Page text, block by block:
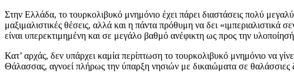
Στην Ελλάδα, το τουρκολιβυκό μνημόνιο έχει πάρει διαστάσεις πολύ
μαξιμαλιστικές θέσεις, αλλά και η πάντα πρόθυμη να δει «ιμπεριαλιστικά
είναι υπερεκτιμημένη και σε μεγάλο βαθμό ανέφικτη ως προς την
Κατ’ αρχάς, δεν υπάρχει καμία περίπτωση το τουρκολιβυκό μνημόνιο να
Θάλασσας, αγνοεί πλήρως την ύπαρξη νησιών με δικαιώματα σε